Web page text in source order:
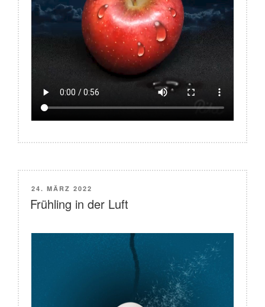
VERÖFFENTLICHT
AM
24. MÄRZ 2022
Frühling in der Luft